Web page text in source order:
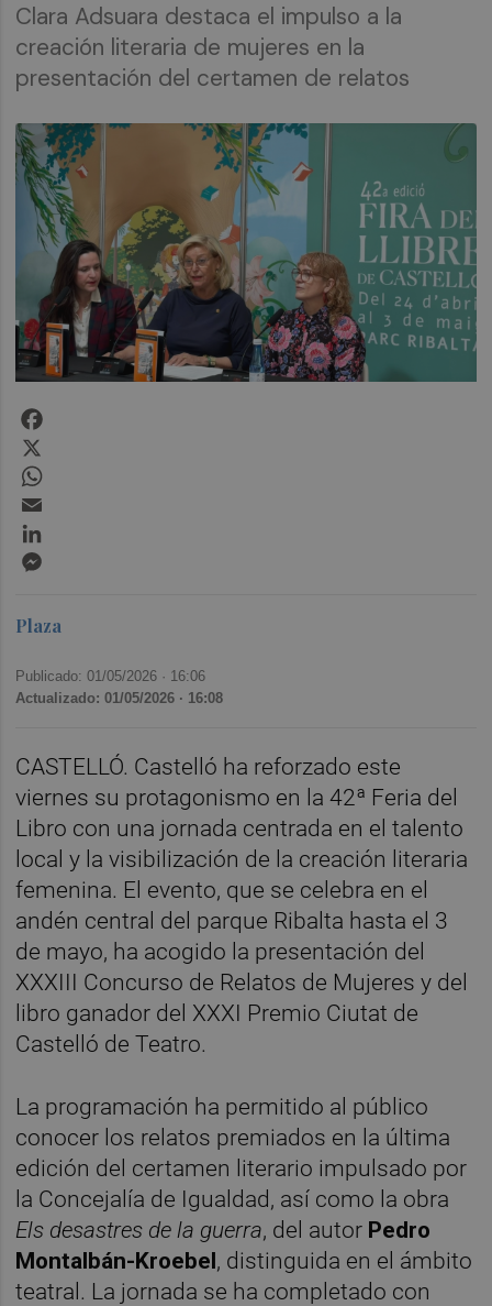
Clara Adsuara destaca el impulso a la
creación literaria de mujeres en la
presentación del certamen de relatos
Plaza
Publicado: 01/05/2026 · 16:06
Actualizado: 01/05/2026 · 16:08
CASTELLÓ. Castelló ha reforzado este
viernes su protagonismo en la 42ª Feria del
Libro con una jornada centrada en el talento
local y la visibilización de la creación literaria
femenina. El evento, que se celebra en el
andén central del parque Ribalta hasta el 3
de mayo, ha acogido la presentación del
XXXIII Concurso de Relatos de Mujeres y del
libro ganador del XXXI Premio Ciutat de
Castelló de Teatro.
La programación ha permitido al público
conocer los relatos premiados en la última
edición del certamen literario impulsado por
la Concejalía de Igualdad, así como la obra
Els desastres de la guerra, del autor Pedro
Montalbán-Kroebel, distinguida en el ámbito
teatral. La jornada se ha completado con